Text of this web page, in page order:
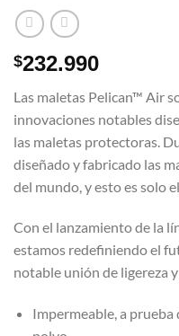
$232.990
Las maletas Pelican™ Air
innovaciones notables
las maletas protectoras.
diseñado y fabricado las
del mundo, y esto es solo
Con el lanzamiento de la
estamos redefiniendo el
notable unión de ligereza
Impermeable, a